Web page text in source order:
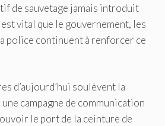
de sauvetage jamais introduit
vital que le gouvernement, les
police continuent à renforcer ce
d’aujourd’hui soulèvent la
campagne de communication
le port de la ceinture de